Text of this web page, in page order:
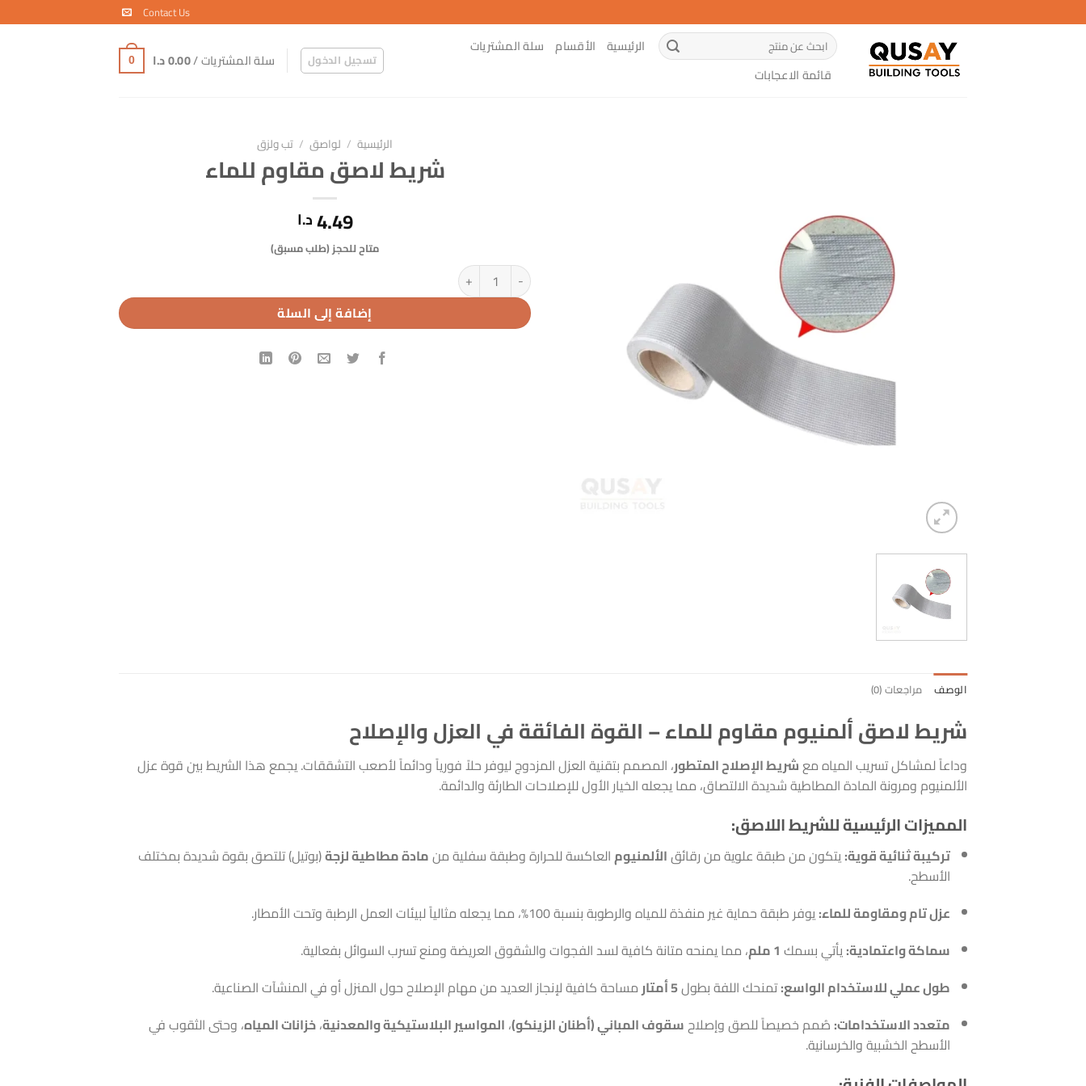
للمحتوى
Contact Us
البحث
عن:
الرئيسية الأقسام سلة المشتريات
قائمة الاعجابات
تسجيل الدخول سلة المشتريات /0.00د.ا 0
الرئيسية / لواصق / تب ولزق
شريط لاصق مقاوم للماء
4.49د.ا
متاح للحجز (طلب مسبق)
كمية شريط لاصق مقاوم للماء
إضافة إلى السلة
الوصف مراجعات (0)
شريط لاصق ألمنيوم مقاوم للماء – القوة الفائقة في العزل والإصلاح
وداعاً لمشاكل تسريب المياه معشريط الإصلاح المتطور، المصمم بتقنية العزل المزدوج ليوفر حلاً فورياً ودائماً لأصعب التشققات. يجمع هذا الشريط بين قوة عزل
الألمنيوم ومرونة المادة المطاطية شديدة الالتصاق، مما يجعله الخيار الأول للإصلاحات الطارئة والدائمة.
المميزات الرئيسية للشريط اللاصق:
تركيبة ثنائية قوية:يتكون من طبقة علوية من رقائقالألمنيومالعاكسة للحرارة وطبقة سفلية منمادة مطاطية لزجة(بوتيل) تلتصق بقوة شديدة بمختلف
الأسطح.
عزل تام ومقاومة للماء:يوفر طبقة حماية غير منفذة للمياه والرطوبة بنسبة 100%، مما يجعله مثالياً لبيئات العمل الرطبة وتحت الأمطار.
سماكة واعتمادية:يأتي بسمك 1 ملم
، مما يمنحه متانة كافية لسد الفجوات والشقوق العريضة ومنع تسرب السوائل بفعالية.
طول عملي للاستخدام الواسع:تمنحك اللفة بطول5 أمتار
مساحة كافية لإنجاز العديد من مهام الإصلاح حول المنزل أو في المنشآت الصناعية.
متعدد الاستخدامات: صُمم خصيصاً للصق وإصلاحسقوف المباني (أطنان الزينكو)، المواسير البلاستيكية والمعدنية،خزانات المياه، وحتى الثقوب في
الأسطح الخشبية والخرسانية.